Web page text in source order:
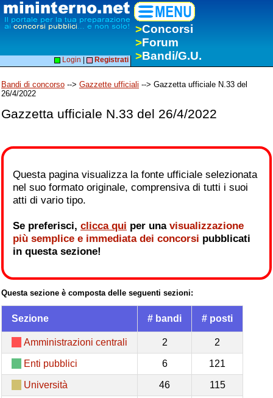
>Concorsi
>Forum
>Bandi/G.U.
Login Registrati
Bandi di concorso --> Gazzette ufficiali --> Gazzetta ufficiale N.33 del
26/4/2022
Gazzetta ufficiale N.33 del 26/4/2022
Questa pagina visualizza la fonte ufficiale selezionata
nel suo formato originale, comprensiva di tutti i suoi
atti di vario tipo.
Se preferisci, clicca qui per una visualizzazione
più semplice e immediata dei concorsi pubblicati
in questa sezione!
Questa sezione è composta delle seguenti sezioni:
Sezione # bandi # posti
Amministrazioni centrali 2 2
Enti pubblici 6 121
Università 46 115